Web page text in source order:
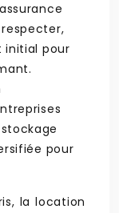
initial pour
pour
la location